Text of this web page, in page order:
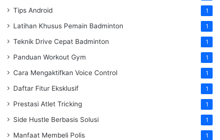
Tips Android 1
Latihan Khusus Pemain Badminton 1
Teknik Drive Cepat Badminton 1
Panduan Workout Gym 1
Cara Mengaktifkan Voice Control 1
Daftar Fitur Eksklusif 1
Prestasi Atlet Tricking 1
Side Hustle Berbasis Solusi 1
Manfaat Membeli Polis 1